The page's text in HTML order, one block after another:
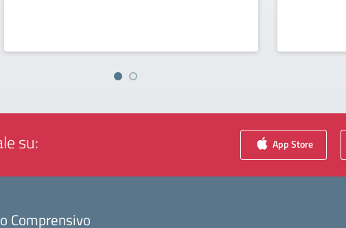
su: App Store
Comprensivo